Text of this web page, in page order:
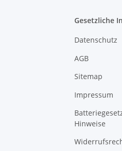
Gesetzliche
Datenschutz
AGB
Sitemap
Impressum
Hinweise